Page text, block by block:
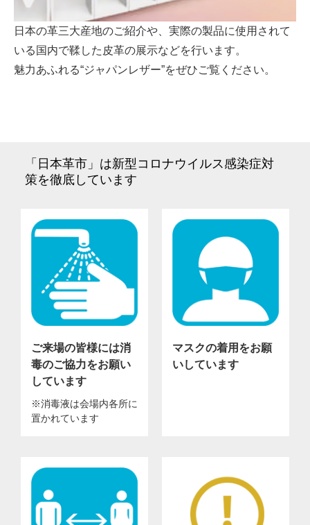
日本の革三大産地のご紹介や、実際の製品に使用されて
いる国内で鞣した皮革の展示などを行います。
魅力あふれる“ジャパンレザー”をぜひご覧ください。
「日本革市」は新型コロナウイルス感染症対
策を徹底しています
ご来場の皆様には消
毒のご協力をお願い
しています
※消毒液は会場内各所に
置かれています
マスクの着用をお願
いしています